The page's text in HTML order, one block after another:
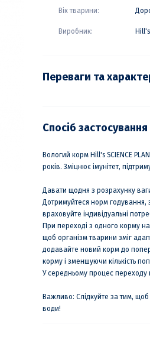
Вік тварини:
Виробник:
Переваги та
Спосіб застосування
Вологий корм Hill's SCIENCE
років. Зміцнює імунітет,
Давати щодня з розрахунку
Дотримуйтеся норм годування,
враховуйте індивідуальні
При переході з одного корму
щоб організм тварини зміг
додавайте новий корм до
корму і зменшуючи кількість
У середньому процес переходу
Важливо: Слідкуйте за тим,
води!